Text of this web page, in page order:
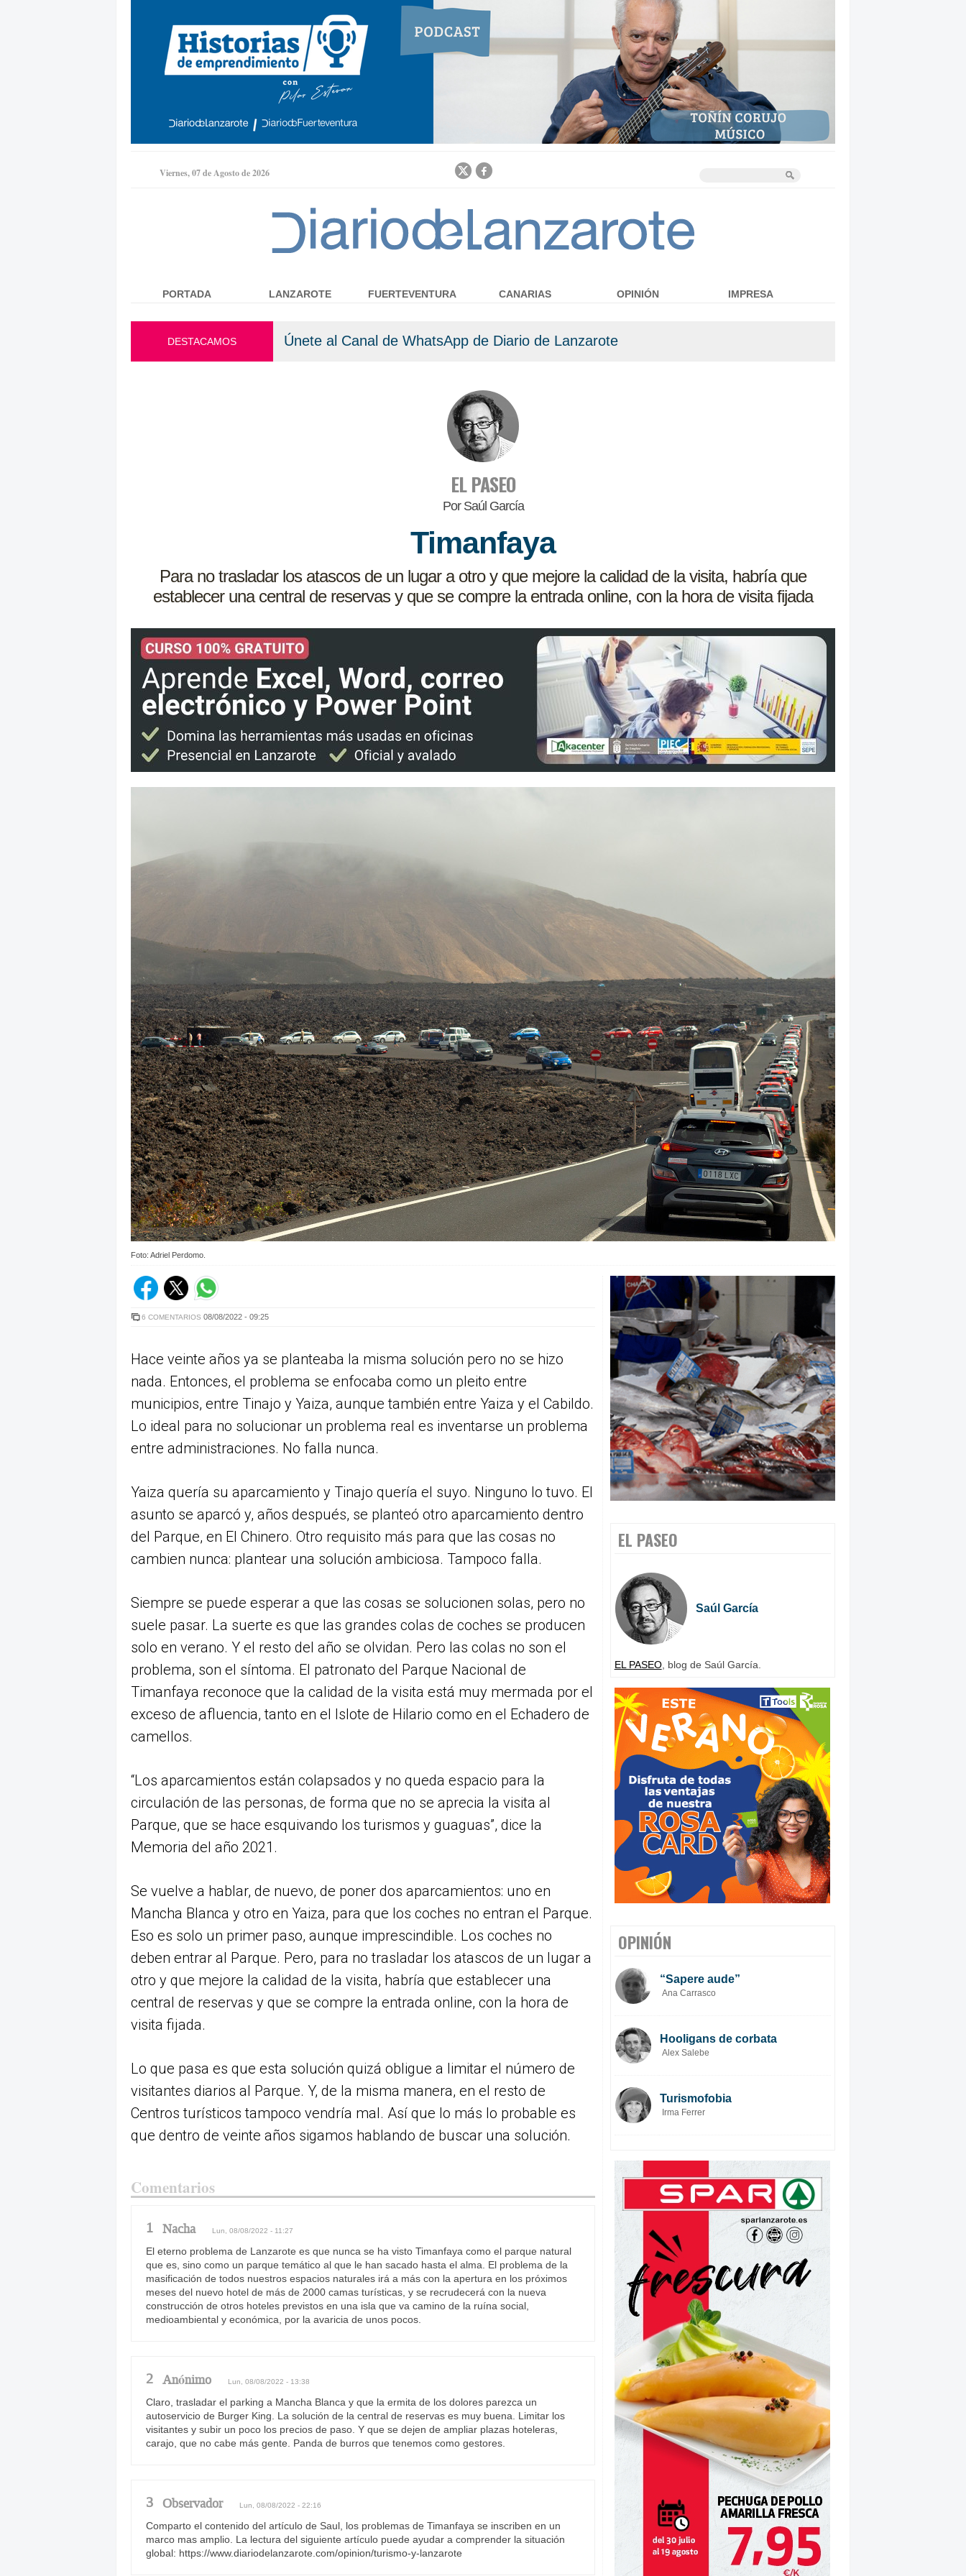
Jump to navigation
Viernes, 07 de Agosto de 2026
DESTACAMOS Únete al Canal de WhatsApp de Diario de Lanzarote
EL PASEO
Por Saúl García
Timanfaya
Para no trasladar los atascos de un lugar a otro y que mejore la calidad de la visita, habría que
establecer una central de reservas y que se compre la entrada online, con la hora de visita fijada
Foto: Adriel Perdomo.
6 COMENTARIOS 08/08/2022 - 09:25
Hace veinte años ya se planteaba la misma solución pero no se hizo
nada. Entonces, el problema se enfocaba como un pleito entre
municipios, entre Tinajo y Yaiza, aunque también entre Yaiza y el Cabildo.
Lo ideal para no solucionar un problema real es inventarse un problema
entre administraciones. No falla nunca.
Yaiza quería su aparcamiento y Tinajo quería el suyo. Ninguno lo tuvo. El
asunto se aparcó y, años después, se planteó otro aparcamiento dentro
del Parque, en El Chinero. Otro requisito más para que las cosas no
cambien nunca: plantear una solución ambiciosa. Tampoco falla.
Siempre se puede esperar a que las cosas se solucionen solas, pero no
suele pasar. La suerte es que las grandes colas de coches se producen
solo en verano. Y el resto del año se olvidan. Pero las colas no son el
problema, son el síntoma. El patronato del Parque Nacional de
Timanfaya reconoce que la calidad de la visita está muy mermada por el
exceso de afluencia, tanto en el Islote de Hilario como en el Echadero de
camellos.
“Los aparcamientos están colapsados y no queda espacio para la
circulación de las personas, de forma que no se aprecia la visita al
Parque, que se hace esquivando los turismos y guaguas”, dice la
Memoria del año 2021.
Se vuelve a hablar, de nuevo, de poner dos aparcamientos: uno en
Mancha Blanca y otro en Yaiza, para que los coches no entran el Parque.
Eso es solo un primer paso, aunque imprescindible. Los coches no
deben entrar al Parque. Pero, para no trasladar los atascos de un lugar a
otro y que mejore la calidad de la visita, habría que establecer una
central de reservas y que se compre la entrada online, con la hora de
visita fijada.
Lo que pasa es que esta solución quizá obligue a limitar el número de
visitantes diarios al Parque. Y, de la misma manera, en el resto de
Centros turísticos tampoco vendría mal. Así que lo más lo probable es
que dentro de veinte años sigamos hablando de buscar una solución.
Comentarios
1 Nacha Lun, 08/08/2022 - 11:27
El eterno problema de Lanzarote es que nunca se ha visto Timanfaya como el parque natural
que es, sino como un parque temático al que le han sacado hasta el alma. El problema de la
masificación de todos nuestros espacios naturales irá a más con la apertura en los próximos
meses del nuevo hotel de más de 2000 camas turísticas, y se recrudecerá con la nueva
construcción de otros hoteles previstos en una isla que va camino de la ruína social,
medioambiental y económica, por la avaricia de unos pocos.
2 Anónimo Lun, 08/08/2022 - 13:38
Claro, trasladar el parking a Mancha Blanca y que la ermita de los dolores parezca un
autoservicio de Burger King. La solución de la central de reservas es muy buena. Limitar los
visitantes y subir un poco los precios de paso. Y que se dejen de ampliar plazas hoteleras,
carajo, que no cabe más gente. Panda de burros que tenemos como gestores.
3 Observador Lun, 08/08/2022 - 22:16
Comparto el contenido del artículo de Saul, los problemas de Timanfaya se inscriben en un
marco mas amplio. La lectura del siguiente artículo puede ayudar a comprender la situación
global: https://www.diariodelanzarote.com/opinion/turismo-y-lanzarote
PORTADA LANZAROTE FUERTEVENTURA CANARIAS OPINIÓN IMPRESA
EL PASEO
Saúl García
EL PASEO, blog de Saúl García.
OPINIÓN
“Sapere aude”
Ana Carrasco
Hooligans de corbata
Alex Salebe
Turismofobia
Irma Ferrer